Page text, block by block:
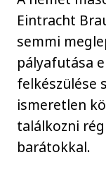
Eintracht
semmi
pályafutása
felkészülése
ismeretlen
találkozni
barátokkal.